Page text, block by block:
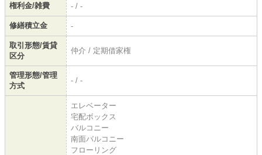
権利金/雑費 - / -
修繕積立金 -
取引形態/賃貸
区分
仲介 / 定期借家権
管理形態/管理
方式
- / -
エレベーター
宅配ボックス
バルコニー
南面バルコニー
フローリング